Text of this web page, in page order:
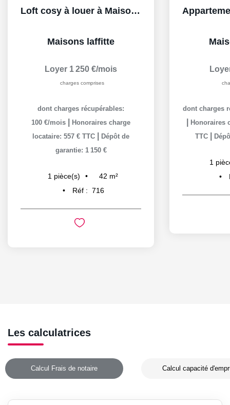
Loft cosy à louer à Maisons-Laffitte, idéalement situé !
Maisons laffitte
Loyer 1 250 €/mois
charges comprises
dont charges récupérables:
100 €/mois
Honoraires charge
locataire: 557 € TTC
Dépôt de
garantie: 1 150 €
1 pièce(s) 42 m²
Réf : 716
dont charges
Honoraires
TTC
1
Les calculatrices
Calcul Frais de notaire Calcul capacité